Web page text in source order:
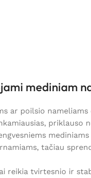
mediniam
ar poilsio
priklauso
tačiau
reikia tvirtesnio ir